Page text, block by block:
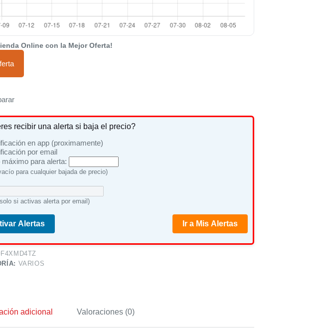
Online con la Mejor Oferta!
recibir una alerta si baja el precio?
en app (proximamente)
por email
máximo para alerta:
para cualquier bajada de precio)
si activas alerta por email)
Alertas Ir a Mis Alertas
VARIOS
adicional Valoraciones (0)